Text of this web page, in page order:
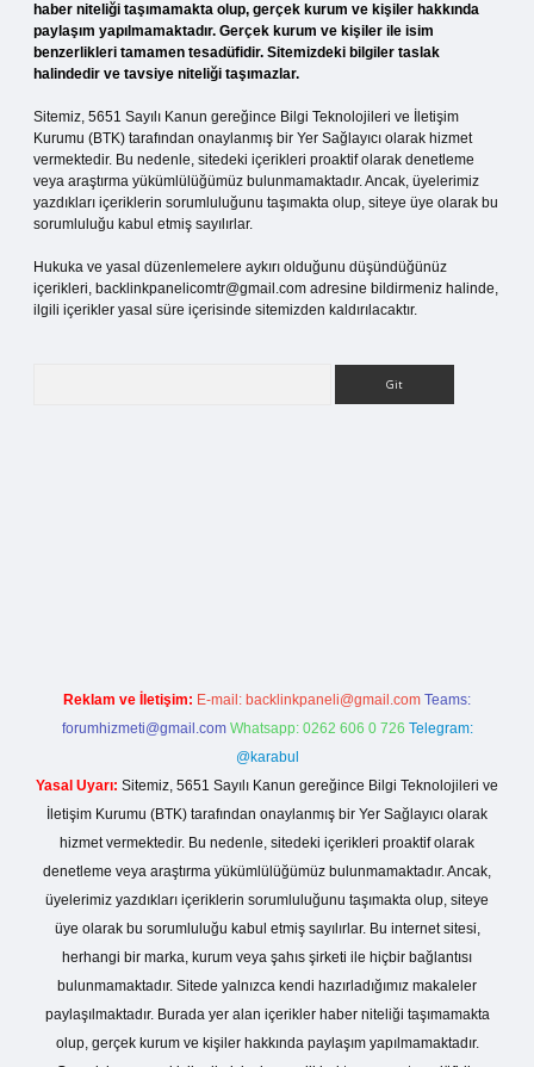
haber niteliği taşımamakta olup, gerçek kurum ve kişiler hakkında
paylaşım yapılmamaktadır. Gerçek kurum ve kişiler ile isim
benzerlikleri tamamen tesadüfidir. Sitemizdeki bilgiler taslak
halindedir ve tavsiye niteliği taşımazlar.
Sitemiz, 5651 Sayılı Kanun gereğince Bilgi Teknolojileri ve İletişim
Kurumu (BTK) tarafından onaylanmış bir Yer Sağlayıcı olarak hizmet
vermektedir. Bu nedenle, sitedeki içerikleri proaktif olarak denetleme
veya araştırma yükümlülüğümüz bulunmamaktadır. Ancak, üyelerimiz
yazdıkları içeriklerin sorumluluğunu taşımakta olup, siteye üye olarak bu
sorumluluğu kabul etmiş sayılırlar.
Hukuka ve yasal düzenlemelere aykırı olduğunu düşündüğünüz
içerikleri, backlinkpanelicomtr@gmail.com adresine bildirmeniz halinde,
ilgili içerikler yasal süre içerisinde sitemizden kaldırılacaktır.
Reklam ve İletişim: E-mail: backlinkpaneli@gmail.com Teams:
forumhizmeti@gmail.com Whatsapp: 0262 606 0 726 Telegram:
@karabul
Yasal Uyarı: Sitemiz, 5651 Sayılı Kanun gereğince Bilgi Teknolojileri ve
İletişim Kurumu (BTK) tarafından onaylanmış bir Yer Sağlayıcı olarak
hizmet vermektedir. Bu nedenle, sitedeki içerikleri proaktif olarak
denetleme veya araştırma yükümlülüğümüz bulunmamaktadır. Ancak,
üyelerimiz yazdıkları içeriklerin sorumluluğunu taşımakta olup, siteye
üye olarak bu sorumluluğu kabul etmiş sayılırlar. Bu internet sitesi,
herhangi bir marka, kurum veya şahıs şirketi ile hiçbir bağlantısı
bulunmamaktadır. Sitede yalnızca kendi hazırladığımız makaleler
paylaşılmaktadır. Burada yer alan içerikler haber niteliği taşımamakta
olup, gerçek kurum ve kişiler hakkında paylaşım yapılmamaktadır.